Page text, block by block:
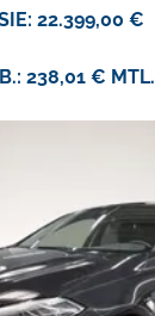
22.399,00 €
238,01 € MTL.